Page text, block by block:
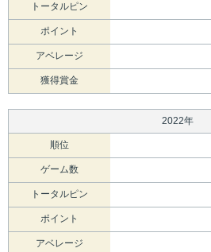
トータルピン
ポイント
アベレージ
獲得賞金
2022年
順位
ゲーム数
トータルピン
ポイント
アベレージ